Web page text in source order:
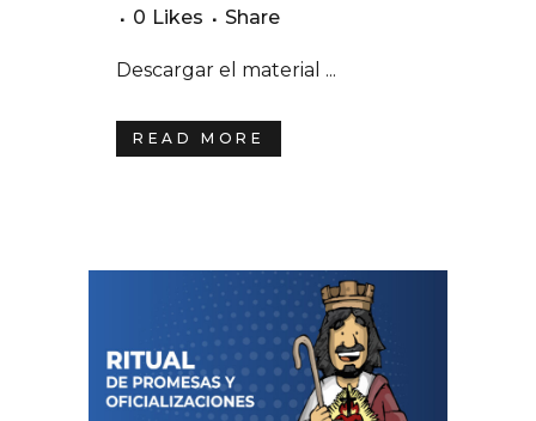
0 Likes Share
Descargar el material ...
READ MORE